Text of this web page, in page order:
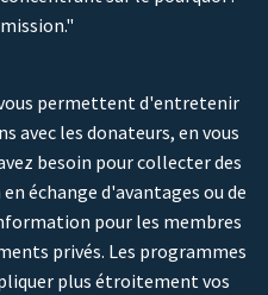
permettent d'entretenir
avec les donateurs, en vous
besoin pour collecter des
échange d'avantages ou de
pour les membres
privés. Les programmes
plus étroitement vos